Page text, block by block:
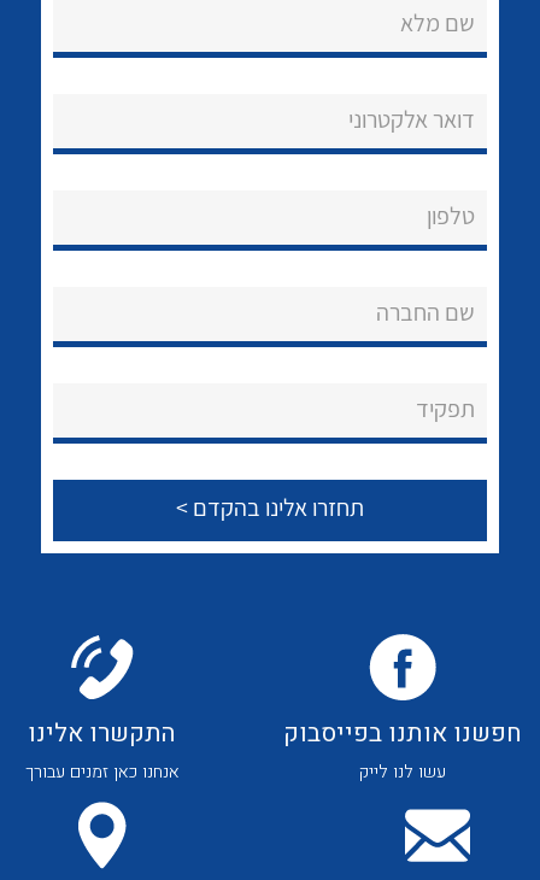
הצוות שלנו
שירותי תמיכה
צור קשר
לכל מוצרי היצרן לכל מוצרי היצרן
לכל מוצרי היצרן לכל מוצרי היצרן
שם מלא
דואר אלקטרוני
טלפון
שם החברה
תפקיד
חפשנו אותנו בפייסבוק
עשו לנו לייק
התקשרו אלינו
אנחנו כאן זמנים עבורך